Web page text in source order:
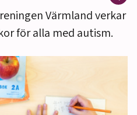
Värmland verkar
för alla med autism.